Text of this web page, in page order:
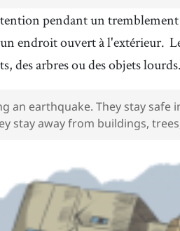
pendant un
endroit ouvert à l'extérieur.
des arbres ou des objets lourds.
an earthquake. They stay safe
stay away from buildings,